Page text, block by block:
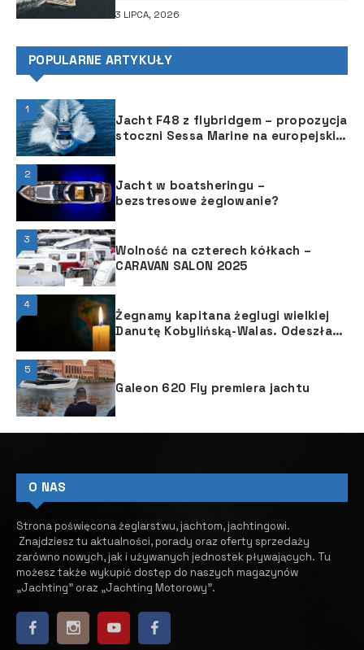
3 LIPCA, 2026
POPULARNE ARTYKUŁY
1
Jacht F48 z flybridgem ­– propozycja
stoczni Sessa Marine na europejskie
2
Jacht w boatsheringu –
bezstresowe żeglowanie?
3
Wolność na czterech kółkach –
CARAVAN SALON 2025
4
Żegnamy kapitana żeglugi wielkiej
Danutę Kobylińską-Walas. Odeszła
5
Galeon 620 Fly premiera jachtu
O NAS
Strona poświęcona żeglarstwu, jachtom, jachtingowi.
Znajdziesz tu aktualności, porady oraz oferty sprzedaży
zarówno nowych, jak i używanych jednostek pływających. ​ Tu
możesz także wykupić dostęp do naszych magazynów
„Jachting” oraz „Jachting Motorowy”.